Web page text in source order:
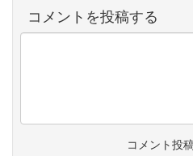
コメントを投稿する
コメント投